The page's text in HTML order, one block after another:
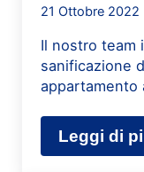
21 Ottobre 2022
Il nostro team
sanificazione
appartamento
Leggi di